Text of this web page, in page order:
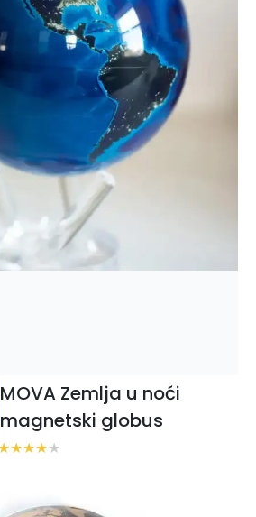
MOVA Zemlja u noći
magnetski globus